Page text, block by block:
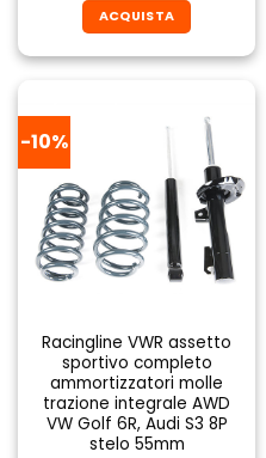
originale
era:
520,00€.
attuale
è:
468,00€.
ACQUISTA
-10%
Racingline VWR assetto
sportivo completo
ammortizzatori molle
trazione integrale AWD
VW Golf 6R, Audi S3 8P
stelo 55mm